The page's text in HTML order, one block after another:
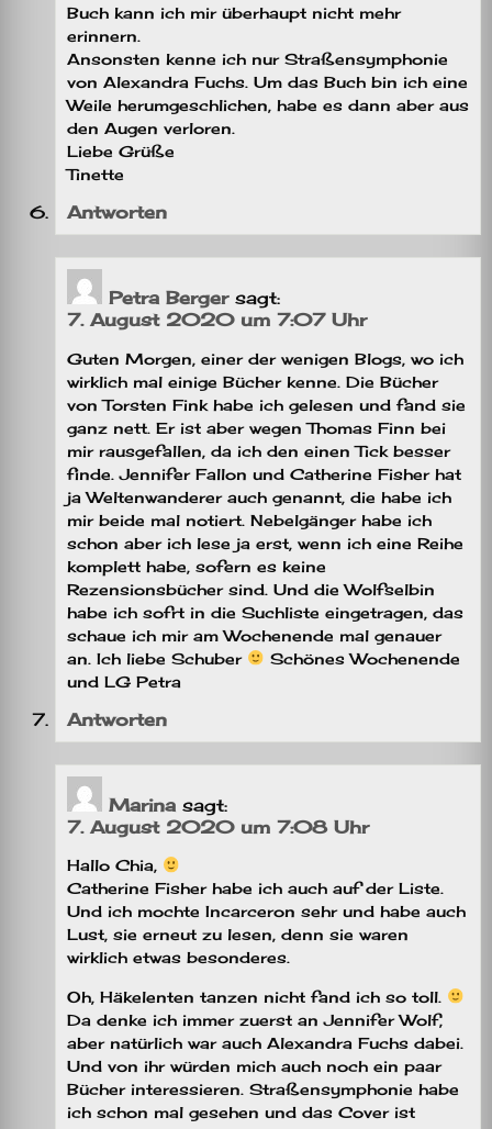
Buch kann ich mir überhaupt nicht mehr
erinnern.
Ansonsten kenne ich nur Straßensymphonie
von Alexandra Fuchs. Um das Buch bin ich eine
Weile herumgeschlichen, habe es dann aber aus
den Augen verloren.
Liebe Grüße
Tinette
Antworten
Petra Berger sagt:
7. August 2020 um 7:07 Uhr
Guten Morgen, einer der wenigen Blogs, wo ich
wirklich mal einige Bücher kenne. Die Bücher
von Torsten Fink habe ich gelesen und fand sie
ganz nett. Er ist aber wegen Thomas Finn bei
mir rausgefallen, da ich den einen Tick besser
finde. Jennifer Fallon und Catherine Fisher hat
ja Weltenwanderer auch genannt, die habe ich
mir beide mal notiert. Nebelgänger habe ich
schon aber ich lese ja erst, wenn ich eine Reihe
komplett habe, sofern es keine
Rezensionsbücher sind. Und die Wolfselbin
habe ich sofrt in die Suchliste eingetragen, das
schaue ich mir am Wochenende mal genauer
an. Ich liebe Schuber
Schönes Wochenende
und LG Petra
Antworten
Marina sagt:
7. August 2020 um 7:08 Uhr
Hallo Chia,
Catherine Fisher habe ich auch auf der Liste.
Und ich mochte Incarceron sehr und habe auch
Lust, sie erneut zu lesen, denn sie waren
wirklich etwas besonderes.
Oh, Häkelenten tanzen nicht fand ich so toll.
Da denke ich immer zuerst an Jennifer Wolf,
aber natürlich war auch Alexandra Fuchs dabei.
Und von ihr würden mich auch noch ein paar
Bücher interessieren. Straßensymphonie habe
ich schon mal gesehen und das Cover ist